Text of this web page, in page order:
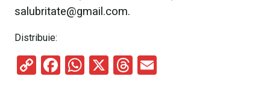
salubritate@gmail.com.
Distribuie:
C
F
W X
T